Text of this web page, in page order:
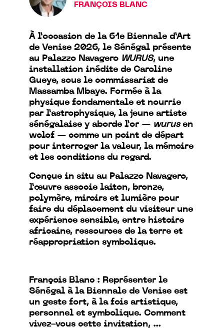
FRANÇOIS BLANC
À l’occasion de la 61e Biennale d’Art
de Venise 2026, le Sénégal présente
au Palazzo Navagero WURUS, une
installation inédite de Caroline
Gueye, sous le commissariat de
Massamba Mbaye. Formée à la
physique fondamentale et nourrie
par l’astrophysique, la jeune artiste
sénégalaise y aborde l’or — wurusen
wolof — comme un point de départ
pour interroger la valeur, la mémoire
et les conditions du regard.
Conçue in situ au Palazzo Navagero,
l’œuvre associe laiton, bronze,
polymère, miroirs et lumière pour
faire du déplacement du visiteur une
expérience sensible, entre histoire
africaine, ressources de la terre et
réappropriation symbolique.
François Blanc : Représenter le
Sénégal à la Biennale de Venise est
un geste fort, à la fois artistique,
personnel et symbolique. Comment
vivez-vous cette invitation, ...